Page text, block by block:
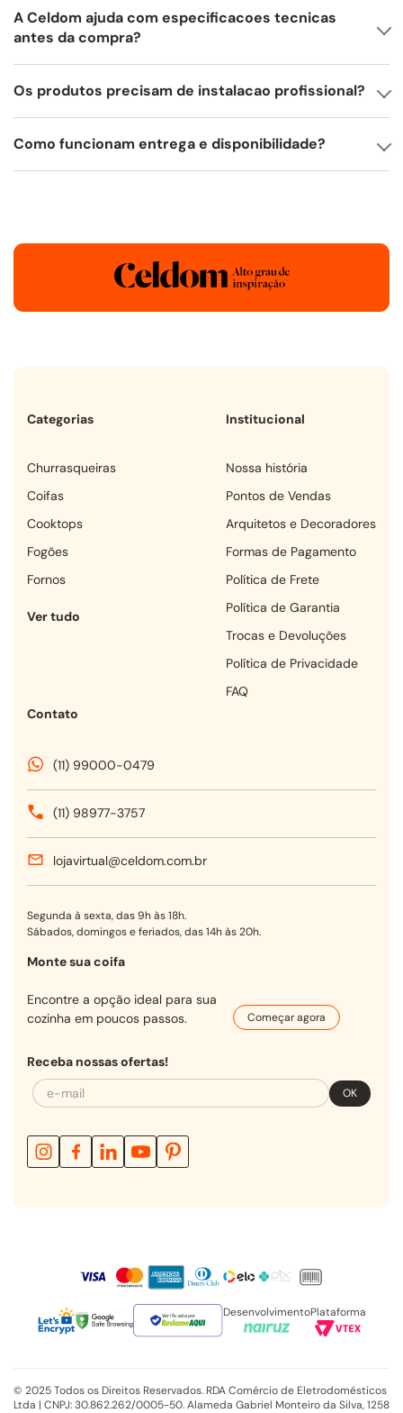
A Celdom ajuda com especificacoes tecnicas
antes da compra?
Os produtos precisam de instalacao profissional?
Como funcionam entrega e disponibilidade?
Categorias
churrasqueiras
coifas
cooktops
fogões
fornos
Ver tudo
Institucional
Nossa história
Pontos de Vendas
Arquitetos e Decoradores
Formas de Pagamento
Política de Frete
Política de Garantia
Trocas e Devoluções
Política de Privacidade
FAQ
Contato
(11) 99000-0479
(11) 98977-3757
lojavirtual@celdom.com.br
Segunda à sexta, das 9h às 18h.
Sábados, domingos e feriados, das 14h às 20h.
Monte sua coifa
Encontre a opção ideal para sua
cozinha em poucos passos.
Começar agora
Receba nossas ofertas!
OK
Verificada por DesenvolvimentoPlataforma
© 2025 Todos os Direitos Reservados. RDA Comércio de Eletrodomésticos
Ltda | CNPJ: 30.862.262/0005-50. Alameda Gabriel Monteiro da Silva, 1258